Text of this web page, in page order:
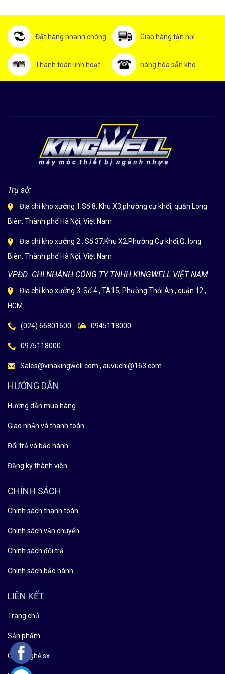
Đặt hàng nhanh chóng Giao hàng tận nơi
Thanh toán linh hoạt hàng hòa sẵn kho
Trụ sở:
Địa chỉ kho xưởng 1:Số 8, Khu X3,phường cự khối, quận Long
Biên, Thành phố Hà Nội, Việt Nam
Địa chỉ kho xưởng 2 : Số 37,Khu X2,Phường Cự khối,Q. long
Biên, Thành phố Hà Nội, Việt Nam
VPĐD: CHI NHÁNH CÔNG TY TNHH KINGWELL VIỆT NAM
Địa chỉ kho xưởng 3: Số 4 , TA15, Phường Thới An , quận 12 ,
HCM
(024) 66801600 0945118000
0975118000
Sales@vinakingwell.com , auvuchi@163.com
HƯỚNG DẪN
Hướng dẫn mua hàng
Giao nhận và thanh toán
Đổi trả và bảo hành
Đăng ký thành viên
CHÍNH SÁCH
Chính sách thanh toán
Chính sách vận chuyển
Chính sách đổi trả
Chính sách bảo hành
LIÊN KẾT
Trang chủ
Sản phẩm
Công nghệ sx